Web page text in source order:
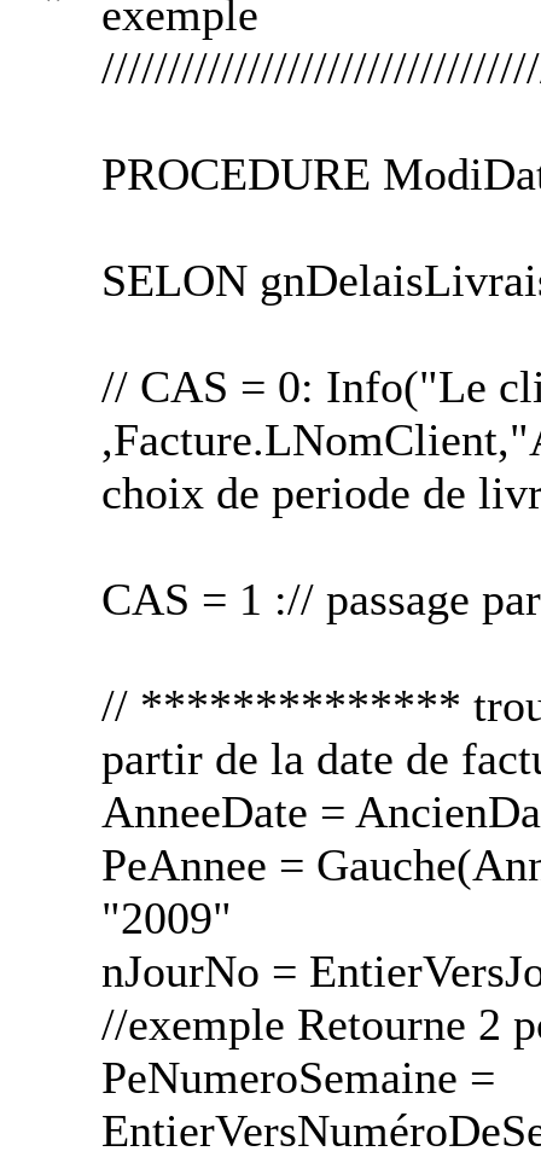
exemple
PROCEDURE
SELON
// CAS = 0: Info("Le
choix de periode de
CAS = 1 :// passage
// **************
partir de la date de
AnneeDate =
PeAnnee =
"2009"
nJourNo =
//exemple Retourne 2
PeNumeroSemaine =